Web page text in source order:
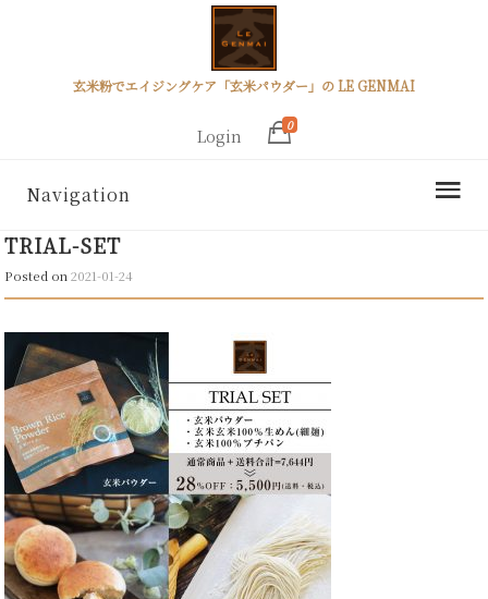
玄米粉でエイジングケア「玄米パウダー」の LE GENMAI
Login
0
Navigation
TRIAL-SET
Posted on2021-01-24